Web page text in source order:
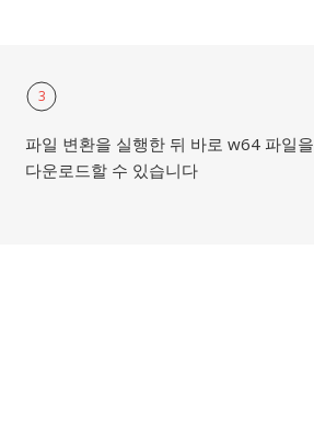
3
파일 변환을 실행한 뒤 바로 w64 파일을
다운로드할 수 있습니다